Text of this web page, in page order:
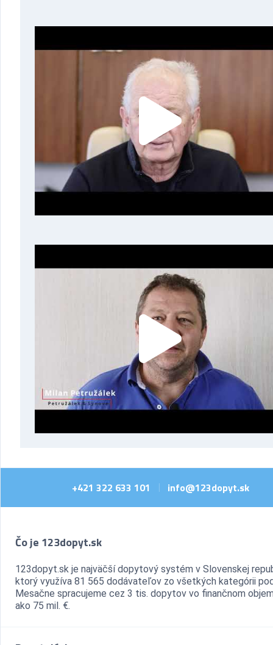
+421 322 633 101 info@123dopyt.sk
Čo je 123dopyt.sk
123dopyt.sk je najväčší dopytový systém v Slovenskej
ktorý využíva 81 565 dodávateľov zo všetkých kategórii
Mesačne spracujeme cez 3 tis. dopytov vo finančnom
ako 75 mil. €.